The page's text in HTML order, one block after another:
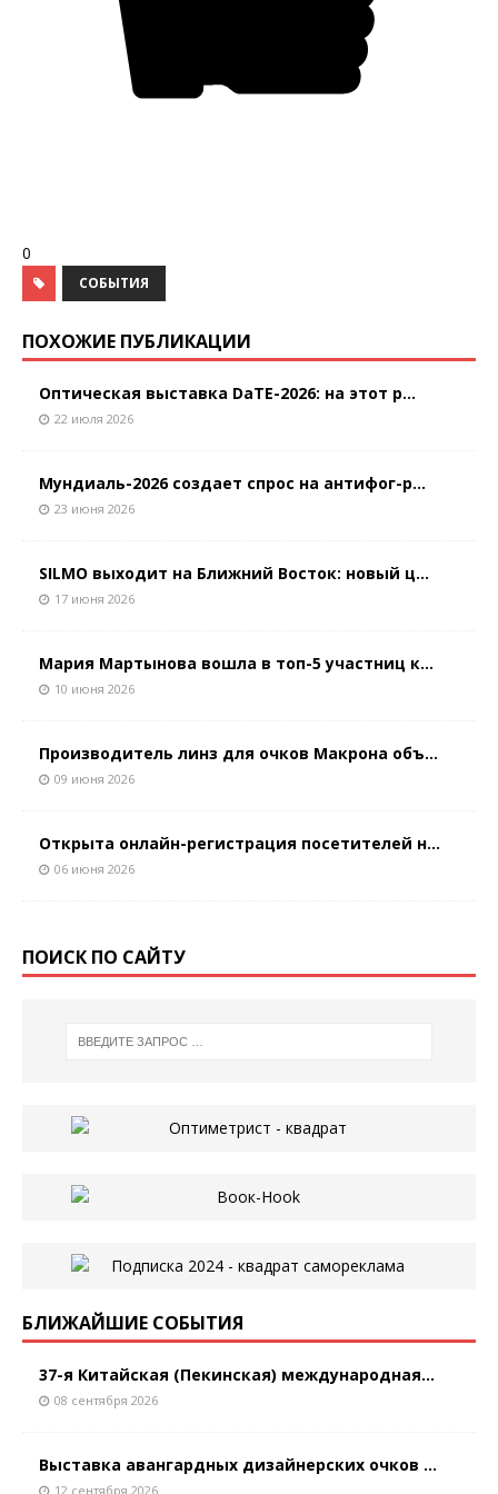
0
СОБЫТИЯ
ПОХОЖИЕ ПУБЛИКАЦИИ
Оптическая выставка DaTE-2026: на этот р...
22 июля 2026
Мундиаль-2026 создает спрос на антифог-р...
23 июня 2026
SILMO выходит на Ближний Восток: новый ц...
17 июня 2026
Мария Мартынова вошла в топ-5 участниц к...
10 июня 2026
Производитель линз для очков Макрона объ...
09 июня 2026
Открыта онлайн-регистрация посетителей н...
06 июня 2026
ПОИСК ПО САЙТУ
БЛИЖАЙШИЕ СОБЫТИЯ
37-я Китайская (Пекинская) международная...
08 сентября 2026
Выставка авангардных дизайнерских очков ...
12 сентября 2026